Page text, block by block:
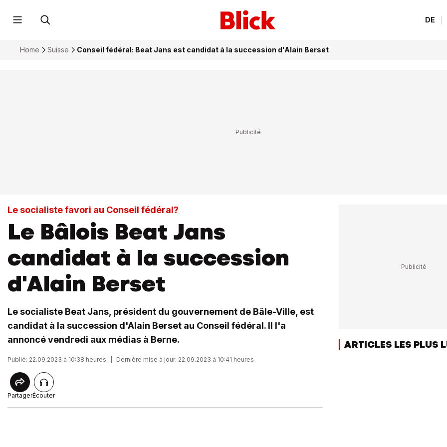
DE
Home Suisse Conseil fédéral: Beat Jans est candidat à la succession d'Alain Berset
Le socialiste favori au Conseil fédéral?
Le Bâlois Beat Jans
candidat à la succession
d'Alain Berset
Le socialiste Beat Jans, président du gouvernement de Bâle-Ville, est
candidat à la succession d'Alain Berset au Conseil fédéral. Il l'a
annoncé vendredi aux médias à Berne.
Publié: 22.09.2023 à 10:38 heures Dernière mise à jour: 22.09.2023 à 10:41 heures
PartagerÉcouter
ARTICLES LES PLUS